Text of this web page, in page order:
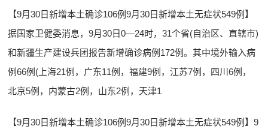
【9月30日新增本土确诊106例9月30日新增本土无症状549例】
据国家卫健委消息，9月30日0—24时，31个省(自治区、直辖市)
和新疆生产建设兵团报告新增确诊病例172例。其中境外输入病
例66例(上海21例，广东11例，福建9例，江苏7例，四川6例，
北京5例，内蒙古2例，山东2例，天津1
【9月30日新增本土确诊106例9月30日新增本土无症状549例】9